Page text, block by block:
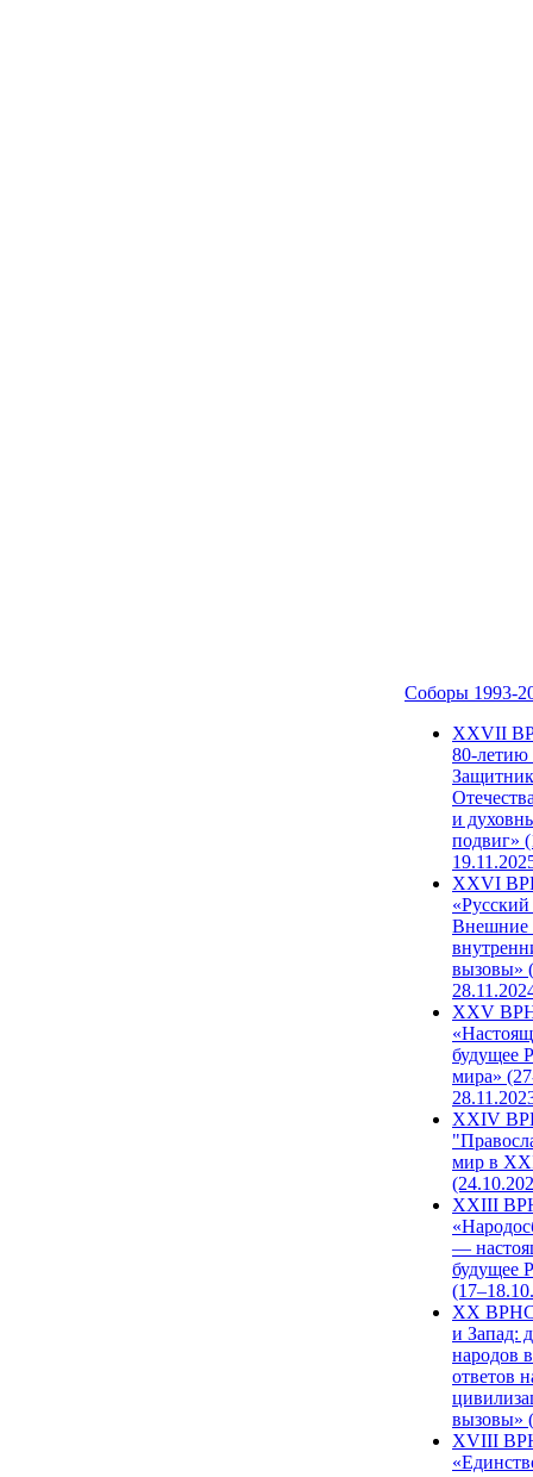
Соборы 1993-
ХХVII
80-
и
подвиг»
XXVI
Внешние
вызовы»
XXV
будущее
мира»
XXIV
мир в
XXIII
—
будущее
XX ВРНС
и Запад:
народов
ответов
вызовы»
XVIII